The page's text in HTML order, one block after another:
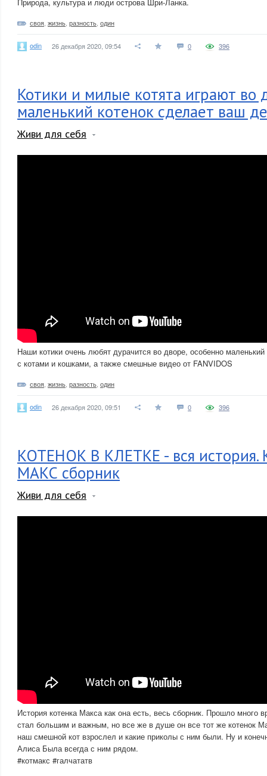
своя жизнь разность один
odin 26 декабря 2020, 09:54 0 396
Котики и милые котята играют во
маленький котенок сделает ваш
Живи для себя
Наши котики очень любят дурачится во дворе, особенно
с котами и кошками, а также смешные видео от FANVIDOS
своя жизнь разность один
odin 26 декабря 2020, 09:51 0 396
КОТЕНОК В КЛЕТКЕ - вся история.
МАКС сборник
Живи для себя
История котенка Макса как она есть, весь сборник. Прошло
стал большим и важным, но все же в душе он все тот же котенок
наш смешной кот взрослел и какие приколы с ним были. Ну и
Алиса Была всегда с ним рядом.
#котмакс #галчататв